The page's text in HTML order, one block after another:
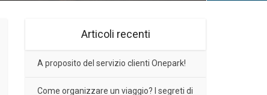
Articoli recenti
A proposito del servizio clienti Onepark!
Come organizzare un viaggio? I segreti di